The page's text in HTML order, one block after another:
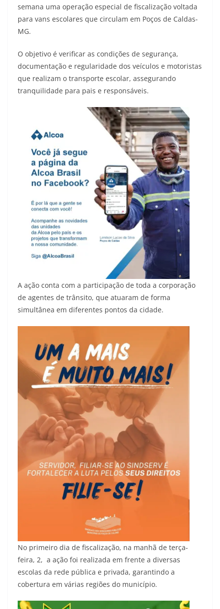
semana uma operação especial de fiscalização voltada
para vans escolares que circulam em Poços de Caldas-
MG.
O objetivo é verificar as condições de segurança,
documentação e regularidade dos veículos e motoristas
que realizam o transporte escolar, assegurando
tranquilidade para pais e responsáveis.
A ação conta com a participação de toda a corporação
de agentes de trânsito, que atuaram de forma
simultânea em diferentes pontos da cidade.
No primeiro dia de fiscalização, na manhã de terça-
feira, 2, a ação foi realizada em frente a diversas
escolas da rede pública e privada, garantindo a
cobertura em várias regiões do município.